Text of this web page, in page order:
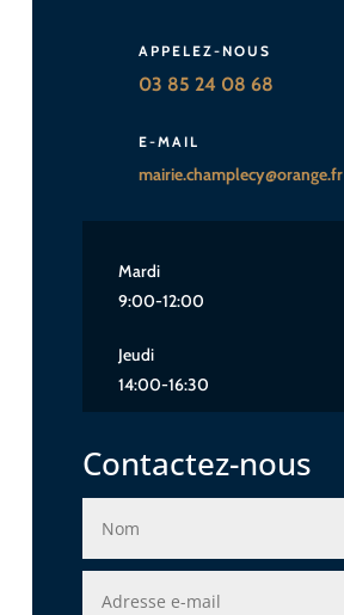
APPELEZ-NOUS
03 85 24 08 68
E-MAIL
mairie.champlecy@orange.fr
Mardi
9:00-12:00
Jeudi
14:00-16:30
Contactez-nous